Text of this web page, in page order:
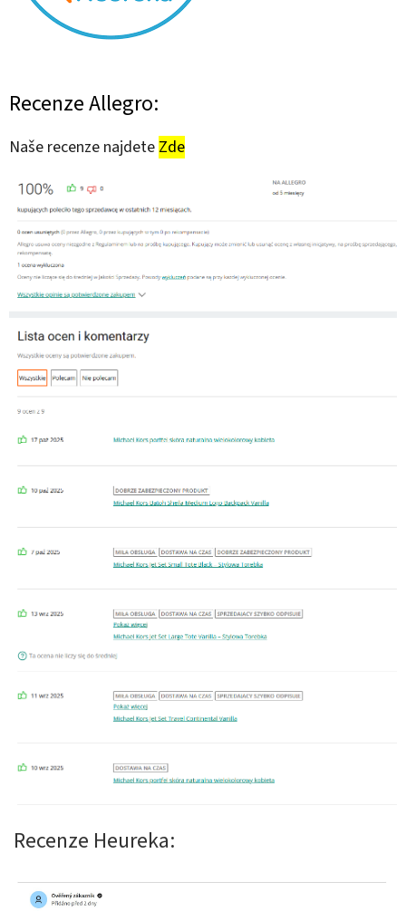
Recenze Allegro:
Naše recenze najdete Zde
Recenze Heureka: